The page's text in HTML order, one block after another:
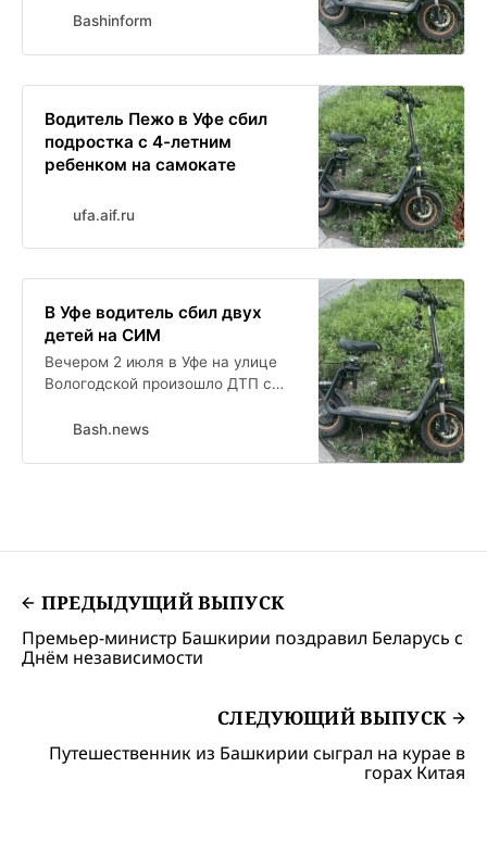
Bashinform
Водитель Пежо в Уфе сбил
подростка с 4-летним
ребенком на самокате
ufa.aif.ru
В Уфе водитель сбил двух
детей на СИМ
Вечером 2 июля в Уфе на улице
Вологодской произошло ДТП с
и средства индивидуальной
Bash.news
ПРЕДЫДУЩИЙ ВЫПУСК
Премьер-министр Башкирии поздравил Беларусь с
Днём независимости
СЛЕДУЮЩИЙ ВЫПУСК
Путешественник из Башкирии сыграл на курае в
горах Китая